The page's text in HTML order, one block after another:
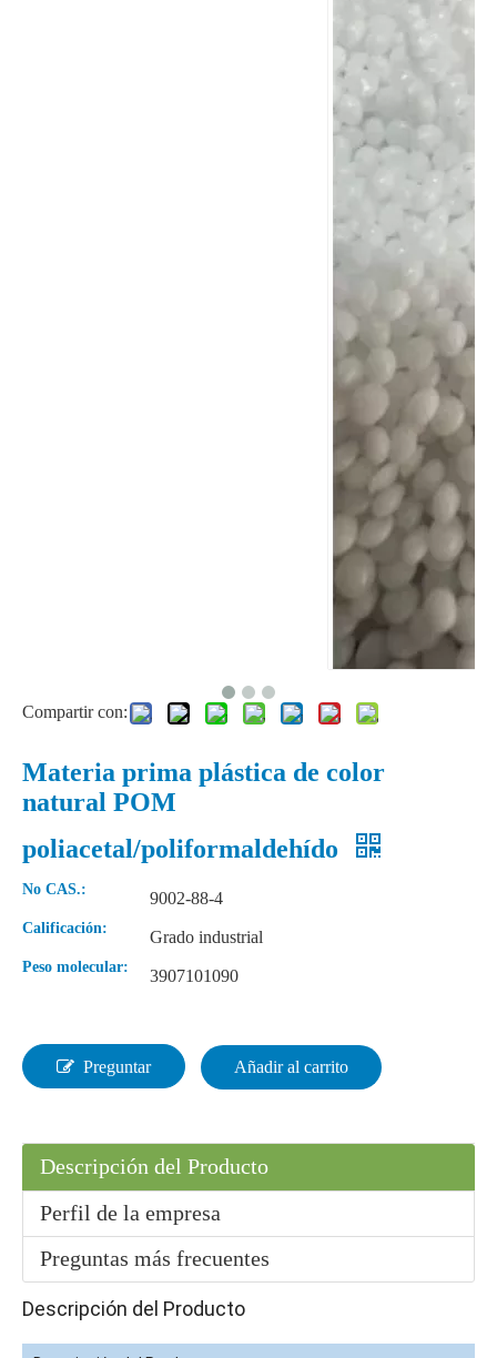
Cloruro de metileno Diclorometanoi Pureza 99,99% para espuma de PU
Acetato de vinilo de fábrica de grado industrial en polvo Acetato de vinilo de fábrica de síntesis líquida
Compartir con:
Materia prima plástica de color
natural POM
poliacetal/poliformaldehído
No CAS.: 9002-88-4
Calificación: Grado industrial
Peso molecular: 3907101090
Preguntar Añadir al carrito
Descripción del Producto
Perfil de la empresa
Preguntas más frecuentes
Descripción del Producto